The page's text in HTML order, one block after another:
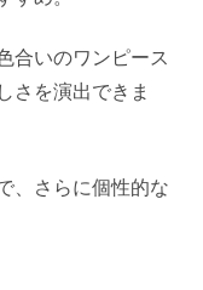
合いのワンピース
さを演出できま
、さらに個性的な